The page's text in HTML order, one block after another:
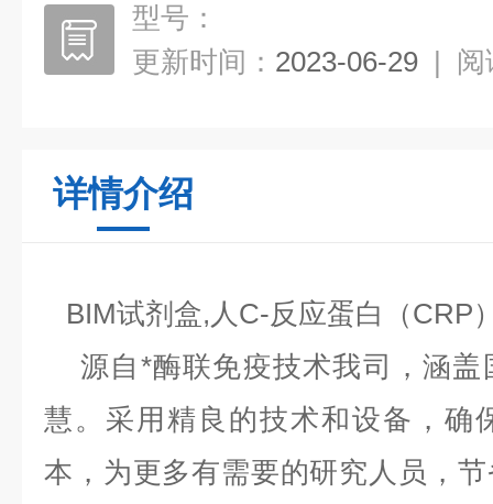
型号：
更新时间： 2023-06-29 | 阅
详情介绍
BIM试剂盒,人C-反应蛋白（CRP
源自*酶联免疫技术我司，涵盖
慧。采用精良的技术和设备，确
本，为更多有需要的研究人员，